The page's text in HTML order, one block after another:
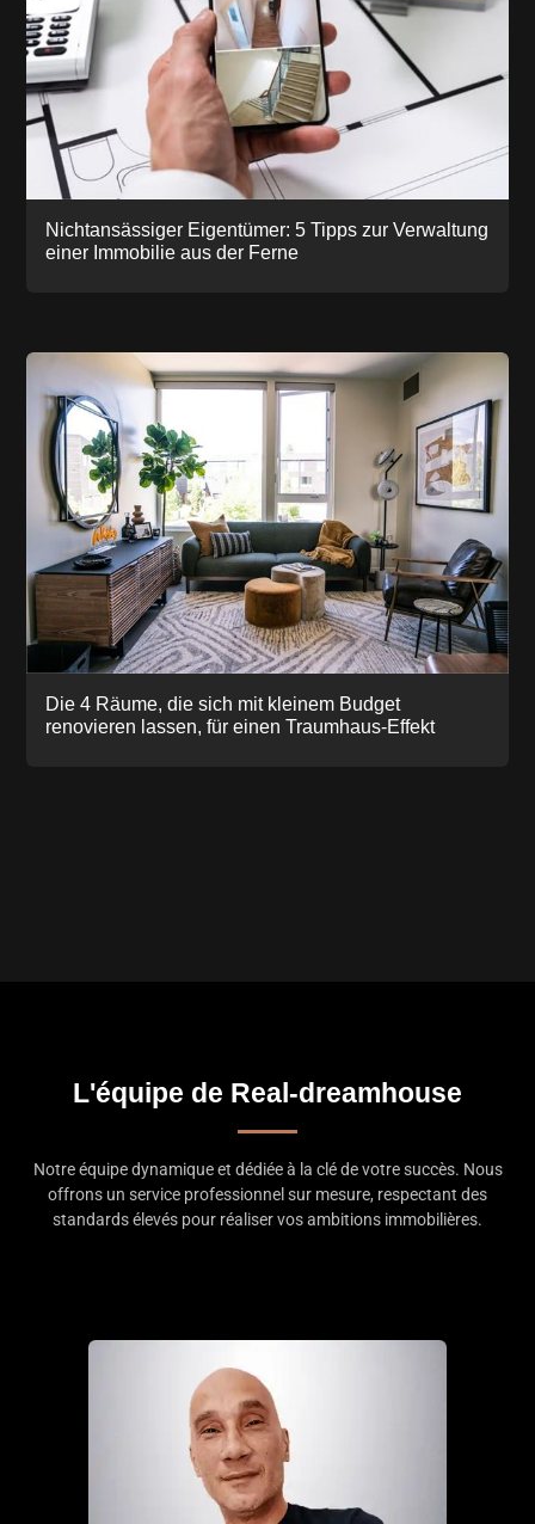
Nichtansässiger Eigentümer: 5 Tipps zur Verwaltung
einer Immobilie aus der Ferne
Die 4 Räume, die sich mit kleinem Budget
renovieren lassen, für einen Traumhaus-Effekt
L'équipe de Real-dreamhouse
Notre équipe dynamique et dédiée à la clé de votre succès. Nous
offrons un service professionnel sur mesure, respectant des
standards élevés pour réaliser vos ambitions immobilières.